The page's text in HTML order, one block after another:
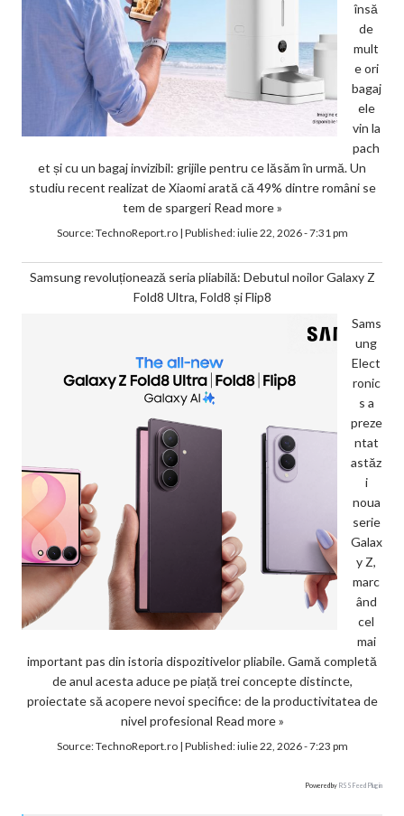
însă
de
mult
e ori
bagaj
ele
vin la
pach
et și cu un bagaj invizibil: grijile pentru ce lăsăm în urmă. Un
studiu recent realizat de Xiaomi arată că 49% dintre români se
tem de spargeri Read more »
Source:TechnoReport.ro| Published:iulie 22, 2026 - 7:31 pm
Samsung revoluționează seria pliabilă: Debutul noilor Galaxy Z
Fold8 Ultra, Fold8 și Flip8
Sams
ung
Elect
ronic
s a
preze
ntat
astăz
i
noua
serie
Galax
y Z,
marc
ând
cel
mai
important pas din istoria dispozitivelor pliabile. Gamă completă
de anul acesta aduce pe piață trei concepte distincte,
proiectate să acopere nevoi specifice: de la productivitatea de
nivel profesional Read more »
Source:TechnoReport.ro| Published:iulie 22, 2026 - 7:23 pm
Powered by RSS Feed Plugin